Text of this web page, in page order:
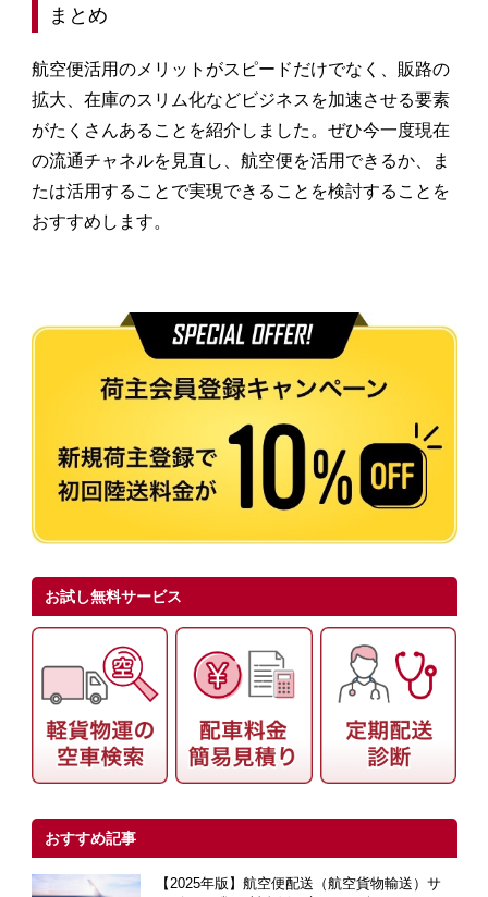
まとめ
航空便活用のメリットがスピードだけでなく、販路の
拡大、在庫のスリム化などビジネスを加速させる要素
がたくさんあることを紹介しました。ぜひ今一度現在
の流通チャネルを見直し、航空便を活用できるか、ま
たは活用することで実現できることを検討することを
おすすめします。
お試し無料サービス
おすすめ記事
【2025年版】航空便配送（航空貨物輸送）サ